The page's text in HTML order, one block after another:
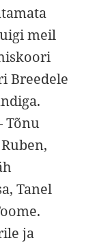
meil
Breedele
Tõnu
Tanel
ja